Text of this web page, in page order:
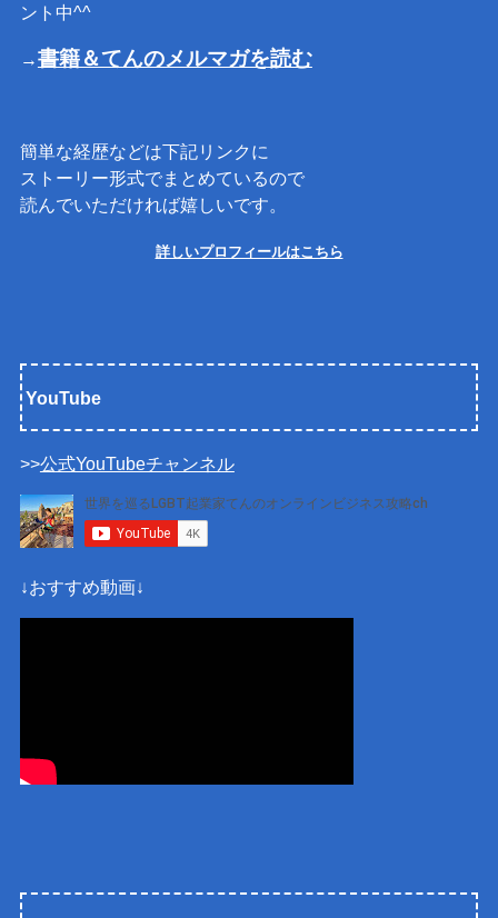
ント中^^
→書籍＆てんのメルマガを読む
簡単な経歴などは下記リンクに
ストーリー形式でまとめているので
読んでいただければ嬉しいです。
詳しいプロフィールはこちら
YouTube
>>公式YouTubeチャンネル
↓おすすめ動画↓